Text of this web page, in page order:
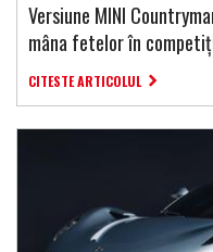
Versiune MINI
mâna fetelor în
CITESTE ARTICOLUL